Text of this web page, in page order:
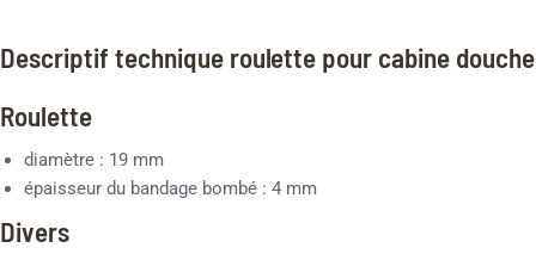
Descriptif technique roulette pour cabine douche
Roulette
diamètre : 19 mm
épaisseur du bandage bombé : 4 mm
Divers